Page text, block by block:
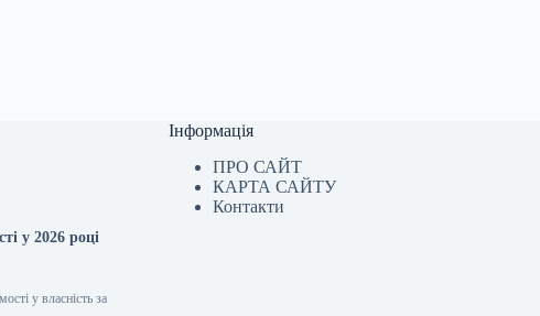
у 2026 році
у власність за
Інформація
ПРО САЙТ
КАРТА САЙТУ
Контакти